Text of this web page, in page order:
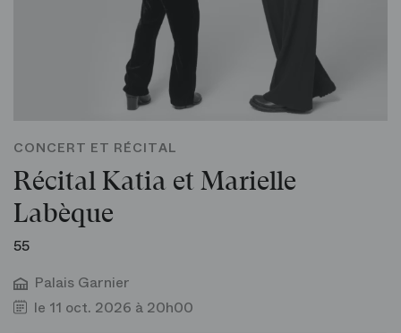
CONCERT ET RÉCITAL
Récital Katia et Marielle
Labèque
55
Palais Garnier
le 11 oct. 2026 à 20h00